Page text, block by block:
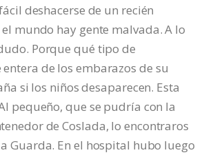
deshacerse de un recién
mundo hay gente malvada. A lo
Porque qué tipo de
de los embarazos de su
si los niños desaparecen. Esta
pequeño, que se pudría con la
de Coslada, lo encontraros
Guarda. En el hospital hubo luego